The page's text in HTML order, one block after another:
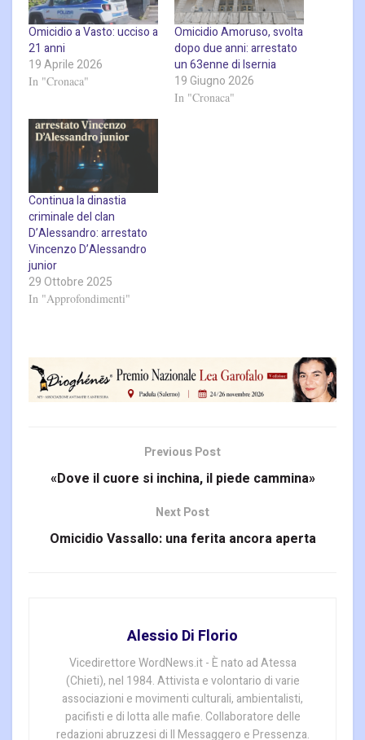
Omicidio a Vasto: ucciso a
21 anni
19 Aprile 2026
In "Cronaca"
Omicidio Amoruso, svolta
dopo due anni: arrestato
un 63enne di Isernia
19 Giugno 2026
In "Cronaca"
Continua la dinastia
criminale del clan
D’Alessandro: arrestato
Vincenzo D’Alessandro
junior
29 Ottobre 2025
In "Approfondimenti"
Previous Post
«Dove il cuore si inchina, il piede cammina»
Next Post
Omicidio Vassallo: una ferita ancora aperta
Alessio Di Florio
Vicedirettore WordNews.it - È nato ad Atessa
(Chieti), nel 1984. Attivista e volontario di varie
associazioni e movimenti culturali, ambientalisti,
pacifisti e di lotta alle mafie. Collaboratore delle
redazioni abruzzesi di Il Messaggero e Pressenza.